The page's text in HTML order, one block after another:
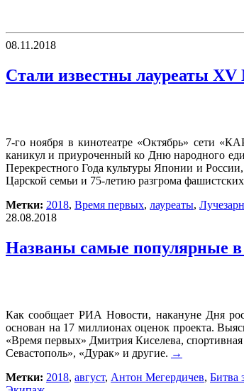
08.11.2018
Стали известны лауреаты XV
7-го ноября в кинотеатре «Октябрь» сети
каникул и приуроченный ко Дню народного
Перекрестного Года культуры Японии и России,
Царской семьи и 75-летию разгрома
Метки: 2018, Время первых, лауреаты,
28.08.2018
Названы самые популярные
Как сообщает РИА Новости, накануне Дня
основан на 17 миллионах оценок проекта.
«Время первых» Дмитрия Киселева,
Севастополь», «Дурак» и другие. →
Метки: 2018, август, Антон Мегердичев, Битва